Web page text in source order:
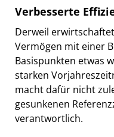
Verbesserte
Derweil
Vermögen mit einer
Basispunkten etwas
starken
macht dafür nicht
gesunkenen
verantwortlich.